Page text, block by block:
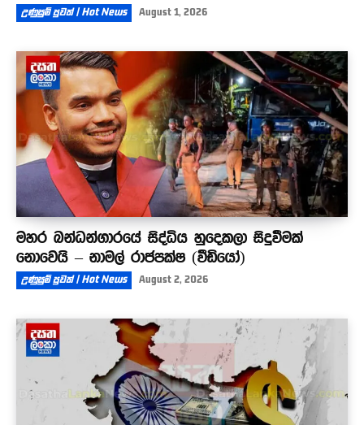
උණුසුම් පුවත් | Hot News August 1, 2026
මහර බන්ධන්ගාරයේ සිද්ධිය හුදෙකලා සිදුවීමක්
නොවෙයි – නාමල් රාජපක්ෂ (වීඩියෝ)
උණුසුම් පුවත් | Hot News August 2, 2026